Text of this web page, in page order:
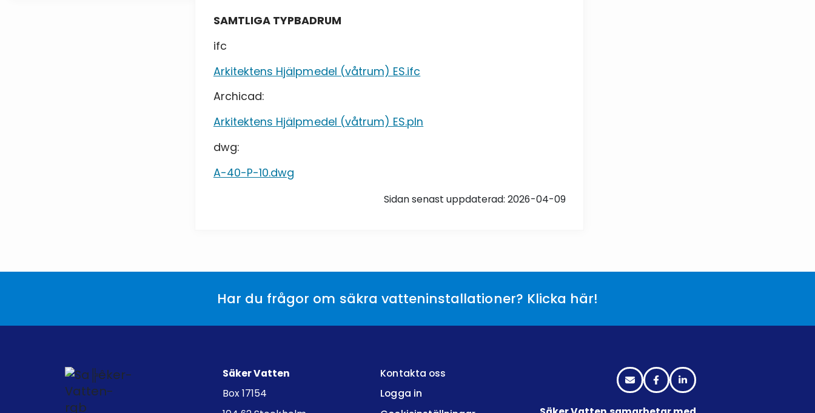
SAMTLIGA TYPBADRUM
ifc
Arkitektens Hjälpmedel (våtrum) ES.ifc
Archicad:
Arkitektens Hjälpmedel (våtrum) ES.pln
dwg:
A-40-P-10.dwg
Sidan senast uppdaterad: 2026-04-09
Har du frågor om säkra vatteninstallationer? Klicka här!
Säker Vatten
Box 17154
Kontakta oss
Logga in